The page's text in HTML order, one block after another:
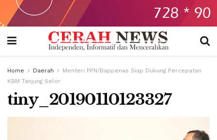
Home Daerah
Menteri PPN/Bappenas Siap Dukung Percepatan
KBM Tanjung Selor
tiny_20190110123327